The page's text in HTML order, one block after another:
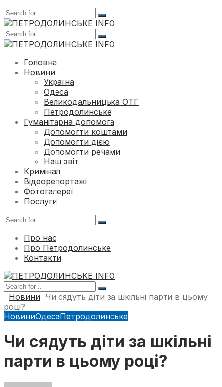
Головна
Новини
Україна
Одеса
Великодальницька ОТГ
Петродолинське
Гуманітарна допомога
Допомогти коштами
Допомогти дією
Допомогти речами
Наш звіт
Кримінал
Відеорепортажі
Фотогалереї
Послуги
Про нас
Про Петродолинське
Контакти
Новини Чи сядуть діти за шкільні парти в цьому
році?
НовиниОдесаПетродолинське
Чи сядуть діти за шкільні
парти в цьому році?